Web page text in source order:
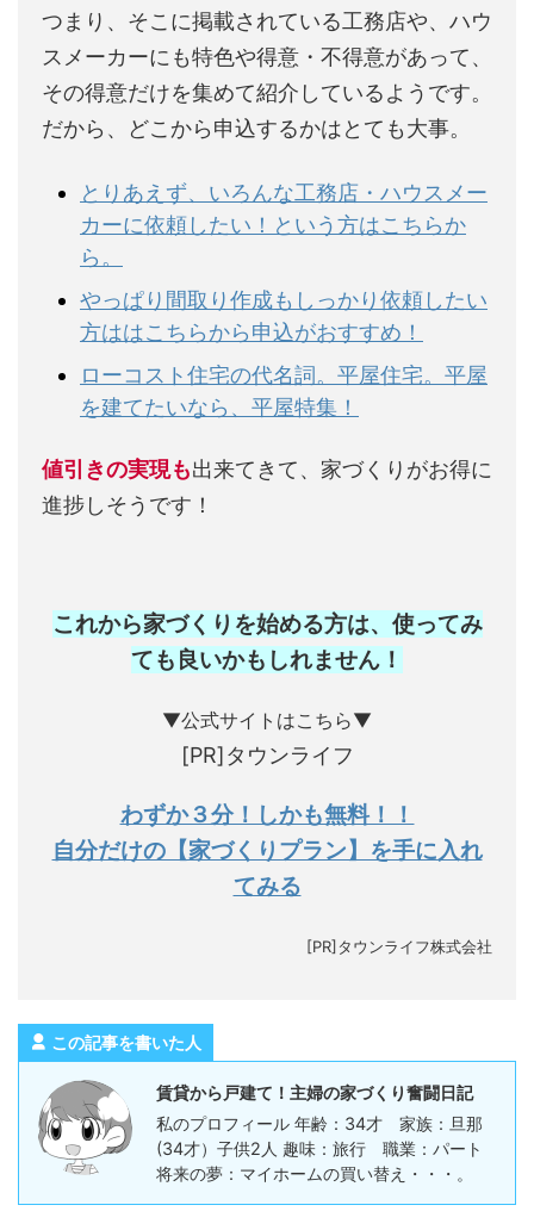
つまり、そこに掲載されている工務店や、ハウ
スメーカーにも特色や得意・不得意があって、
その得意だけを集めて紹介しているようです。
だから、どこから申込するかはとても大事。
とりあえず、いろんな工務店・ハウスメー
カーに依頼したい！という方はこちらか
ら。
やっぱり間取り作成もしっかり依頼したい
方ははこちらから申込がおすすめ！
ローコスト住宅の代名詞。平屋住宅。平屋
を建てたいなら、平屋特集！
値引きの実現も出来てきて、家づくりがお得に
進捗しそうです！
これから家づくりを始める方は、使ってみ
ても良いかもしれません ！
▼公式サイトはこちら▼
[PR]タウンライフ
わずか３分！しかも無料！！
自分だけの【家づくりプラン】を手に入れ
てみる
[PR]タウンライフ株式会社
この記事を書いた人
賃貸から戸建て！主婦の家づくり奮闘日記
私のプロフィール 年齢：34才 家族：旦那
(34才）子供2人 趣味：旅行 職業：パート
将来の夢：マイホームの買い替え・・・。